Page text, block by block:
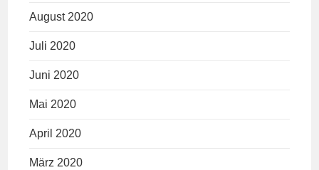
August 2020
Juli 2020
Juni 2020
Mai 2020
April 2020
März 2020